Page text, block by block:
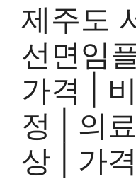
제주도
선면임
가격 |
정 | 의
상 | 가